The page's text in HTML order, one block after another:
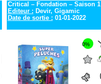
Critical – Fondation – Saison 1
Editeur : Devir, Gigamic
Date de sortie : 01-01-2022
0%